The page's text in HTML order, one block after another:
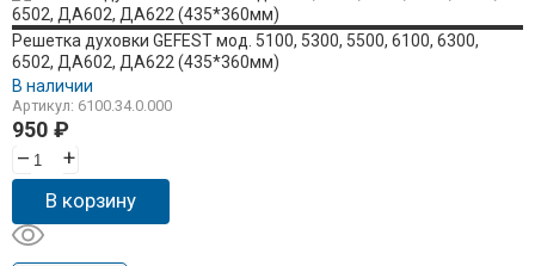
Решетка духовки GEFEST мод. 5100, 5300, 5500, 6100, 6300,
6502, ДА602, ДА622 (435*360мм)
В наличии
Артикул: 6100.34.0.000
950 ₽
–
+
В корзину